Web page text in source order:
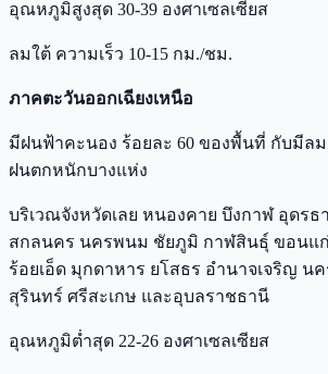
อุณหภูมิสูงสุด 30-39 องศาเซลเซียส
ลมใต้ ความเร็ว 10-15 กม./ชม.
ภาคตะวันออกเฉียงเหนือ
มีฝนฟ้าคะนอง ร้อยละ 60 ของพื้นที่ กับมีล
ฝนตกหนักบางแห่ง
บริเวณจังหวัดเลย หนองคาย บึงกาฬ อุดร
สกลนคร นครพนม ชัยภูมิ กาฬสินธุ์ ขอนแ
ร้อยเอ็ด มุกดาหาร ยโสธร อำนาจเจริญ น
สุรินทร์ ศรีสะเกษ และอุบลราชธานี
อุณหภูมิต่ำสุด 22-26 องศาเซลเซียส